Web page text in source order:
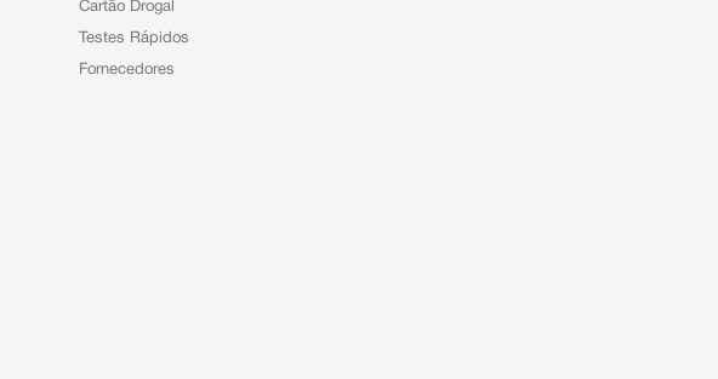
Cartão Drogal
Testes Rápidos
Fornecedores